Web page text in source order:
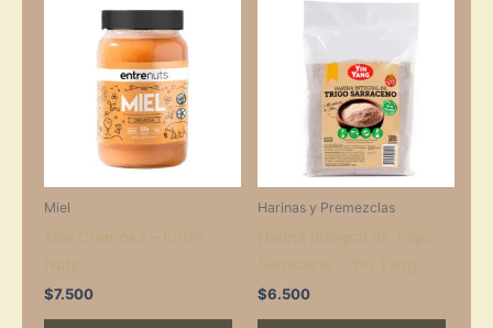
Miel
$7.500
Harinas y Premezclas
$6.500